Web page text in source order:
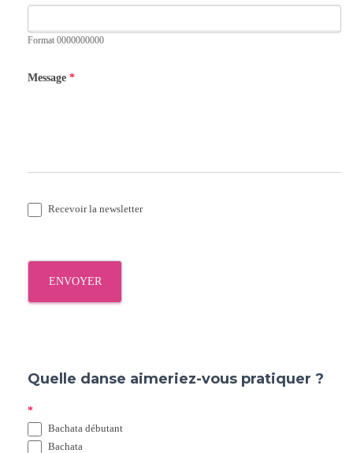
Format 0000000000
Message *
Recevoir la newsletter
ENVOYER
Quelle danse aimeriez-vous pratiquer ?
Q
u
*
Bachata débutant
Bachata